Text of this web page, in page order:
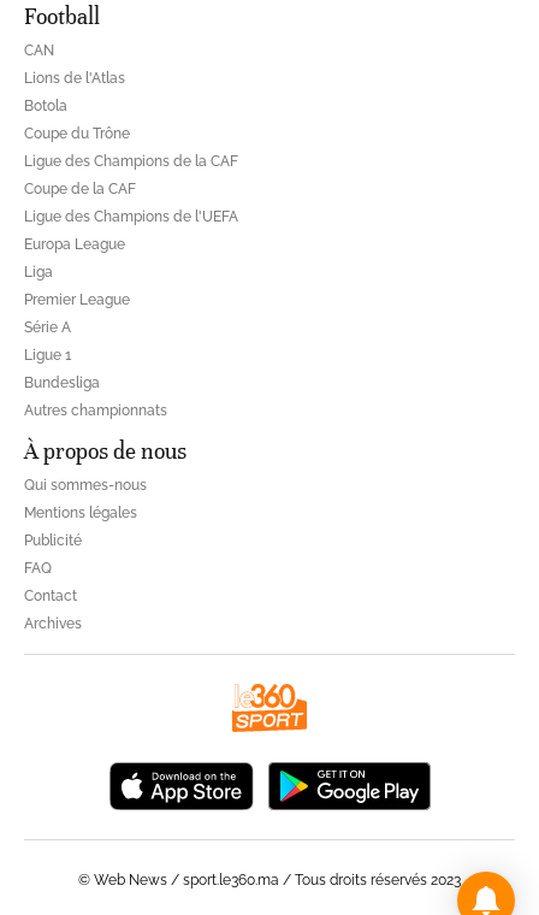
Football
CAN
Lions de l'Atlas
Botola
Coupe du Trône
Ligue des Champions de la CAF
Coupe de la CAF
Ligue des Champions de l'UEFA
Europa League
Liga
Premier League
Série A
Ligue 1
Bundesliga
Autres championnats
À propos de nous
Qui sommes-nous
Mentions légales
Publicité
FAQ
Contact
Archives
© Web News / sport.le360.ma / Tous droits réservés 2023